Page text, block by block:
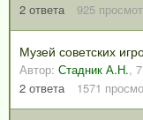
2 ответа 925
Музей советских
Автор: Стадник А.Н.,
2 ответа 1571